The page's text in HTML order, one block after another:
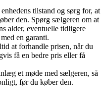
tilstand og sørg for, at
den. Spørg sælgeren om at
alder, eventuelle tidligere
en garanti.
at forhandle prisen, når du
få en bedre pris eller få
et møde med sælgeren, så
før du køber den.